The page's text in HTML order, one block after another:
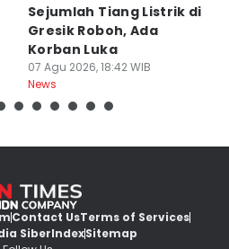
Sejumlah Tiang Listrik di
Gresik Roboh, Ada
Korban Luka
07 Agu 2026, 18:42 WIB
News
Contact UsTerms of Services
SiberIndexSitemap